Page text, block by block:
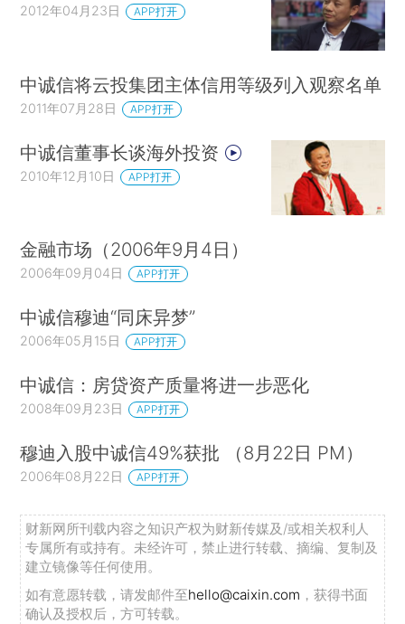
2012年04月23日 APP打开
中诚信将云投集团主体信用等级列入观察名单
2011年07月28日 APP打开
中诚信董事长谈海外投资
2010年12月10日 APP打开
金融市场（2006年9月4日）
2006年09月04日 APP打开
中诚信穆迪“同床异梦”
2006年05月15日 APP打开
中诚信：房贷资产质量将进一步恶化
2008年09月23日 APP打开
穆迪入股中诚信49%获批 （8月22日 PM）
2006年08月22日 APP打开
财新网所刊载内容之知识产权为财新传媒及/或相关权利人
专属所有或持有。未经许可，禁止进行转载、摘编、复制及
建立镜像等任何使用。
如有意愿转载，请发邮件至hello@caixin.com ，获得书面
确认及授权后，方可转载。